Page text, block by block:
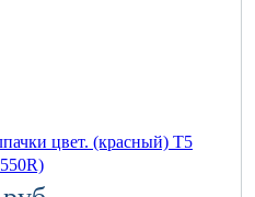
цвет. (красный) T5